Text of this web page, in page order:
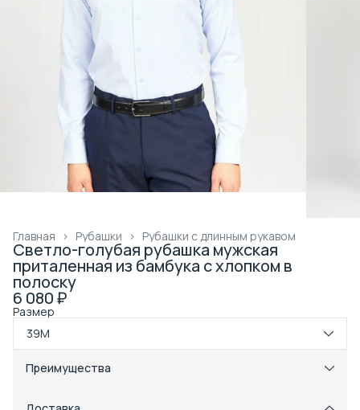
Рубашки с длинным рукавом
Рубашки ›
Главная ›
Светло-голубая рубашка мужская
приталенная из бамбука с хлопком в
полоску
6 080 ₽
Размер
39M
Преимущества
Примерка при получении в пункте выдачи